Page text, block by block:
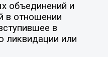
объединений и
в отношении
в
ликвидации или